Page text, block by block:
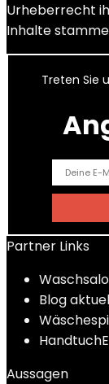
Urheberrecht
Inhalte
Treten Sie
Partner Links
Blog
Aussagen